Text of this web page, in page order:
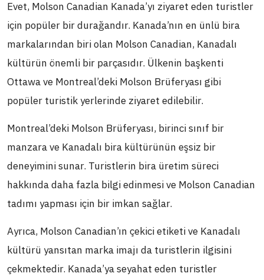
Evet, Molson Canadian Kanada’yı ziyaret eden turistler
için popüler bir durağandır. Kanada’nın en ünlü bira
markalarından biri olan Molson Canadian, Kanadalı
kültürün önemli bir parçasıdır. Ülkenin başkenti
Ottawa ve Montreal’deki Molson Brüferyası gibi
popüler turistik yerlerinde ziyaret edilebilir.
Montreal’deki Molson Brüferyası, birinci sınıf bir
manzara ve Kanadalı bira kültürünün eşsiz bir
deneyimini sunar. Turistlerin bira üretim süreci
hakkında daha fazla bilgi edinmesi ve Molson Canadian
tadımı yapması için bir imkan sağlar.
Ayrıca, Molson Canadian’ın çekici etiketi ve Kanadalı
kültürü yansıtan marka imajı da turistlerin ilgisini
çekmektedir. Kanada’ya seyahat eden turistler